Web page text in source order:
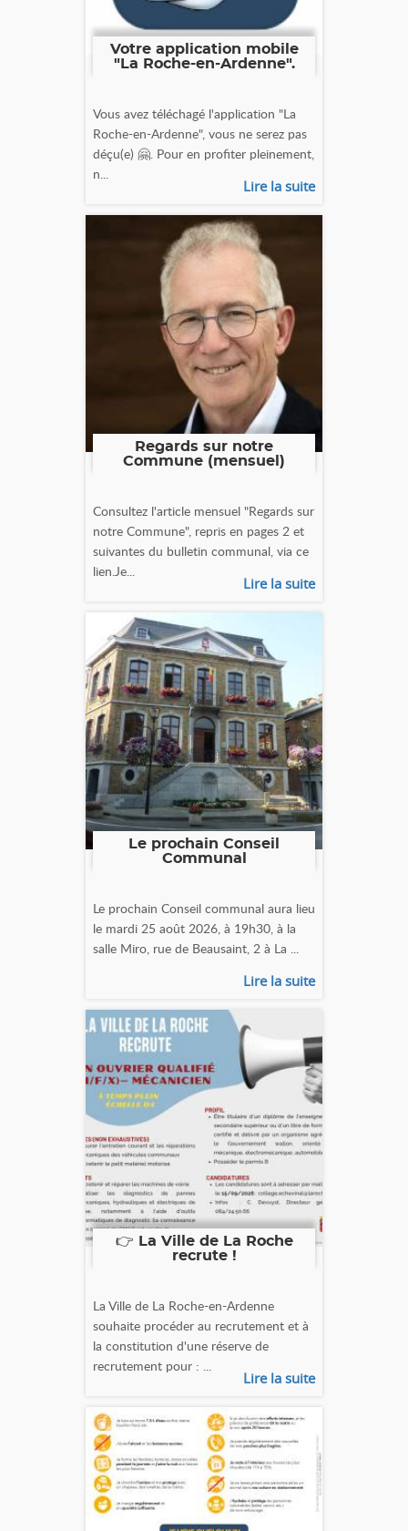
Votre application mobile
"La Roche-en-Ardenne".
Vous avez téléchagé l'application "La
Roche-en-Ardenne", vous ne serez pas
déçu(e) 🤗. Pour en profiter pleinement,
n...
Lire la suite
Regards sur notre
Commune (mensuel)
Consultez l'article mensuel "Regards sur
notre Commune", repris en pages 2 et
suivantes du bulletin communal, via ce
lien.Je...
Lire la suite
Le prochain Conseil
Communal
Le prochain Conseil communal aura lieu
le mardi 25 août 2026, à 19h30, à la
salle Miro, rue de Beausaint, 2 à La ...
Lire la suite
👉 La Ville de La Roche
recrute !
La Ville de La Roche-en-Ardenne
souhaite procéder au recrutement et à
la constitution d'une réserve de
recrutement pour : ...
Lire la suite